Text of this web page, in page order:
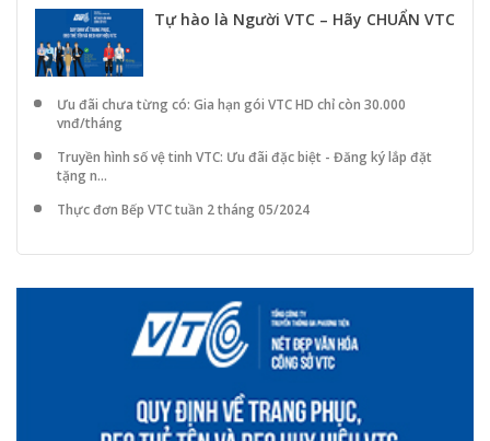
Tự hào là Người VTC – Hãy CHUẨN VTC
Ưu đãi chưa từng có: Gia hạn gói VTC HD chỉ còn 30.000
vnđ/tháng
Truyền hình số vệ tinh VTC: Ưu đãi đặc biệt - Đăng ký lắp đặt
tặng n...
Thực đơn Bếp VTC tuần 2 tháng 05/2024